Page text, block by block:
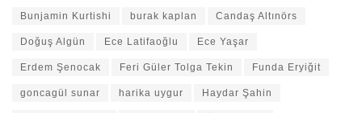
Bunjamin Kurtishi burak kaplan Candaş Altınörs
Doğuş Algün Ece Latifaoğlu Ece Yaşar
Erdem Şenocak Feri Güler Tolga Tekin Funda Eryiğit
goncagül sunar harika uygur Haydar Şahin